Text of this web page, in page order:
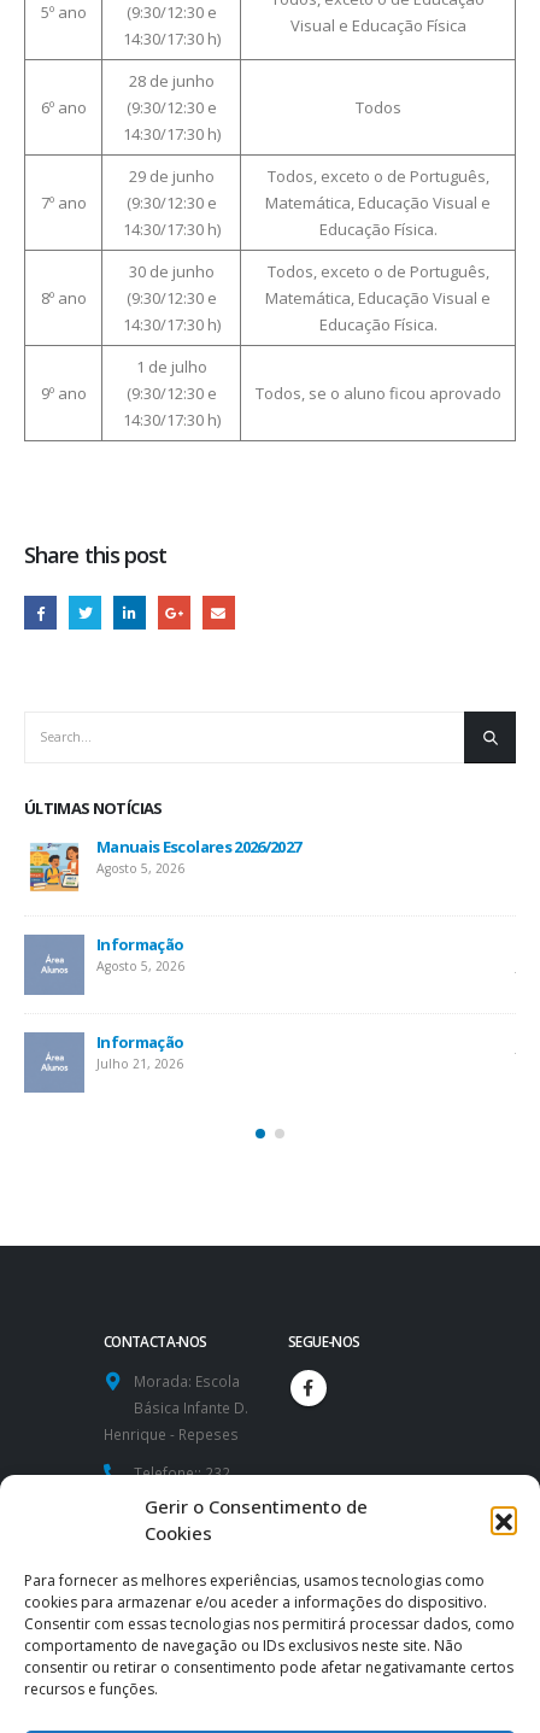
Gerir o Consentimento de
Cookies
Para fornecer as melhores experiências, usamos tecnologias como
cookies para armazenar e/ou aceder a informações do dispositivo.
Consentir com essas tecnologias nos permitirá processar dados, como
comportamento de navegação ou IDs exclusivos neste site. Não
consentir ou retirar o consentimento pode afetar negativamante certos
recursos e funções.
5º ano
(9:30/12:30 e
14:30/17:30 h)
Visual e Educação Física
6º ano
28 de junho
(9:30/12:30 e
14:30/17:30 h)
Todos
7º ano
29 de junho
(9:30/12:30 e
14:30/17:30 h)
Todos, exceto o de Português,
Matemática, Educação Visual e
Educação Física.
8º ano
30 de junho
(9:30/12:30 e
14:30/17:30 h)
Todos, exceto o de Português,
Matemática, Educação Visual e
Educação Física.
9º ano
1 de julho
(9:30/12:30 e
14:30/17:30 h)
Todos, se o aluno ficou aprovado
Share this post
ÚLTIMAS NOTÍCIAS
Manuais Escolares 2026/2027
Agosto 5, 2026
Informação
Agosto 5, 2026
Informação
Julho 21, 2026
CONTACTA-NOS
Morada: Escola
Básica Infante D.
Henrique - Repeses
Telefone::232
424 591 / 232
426 260
https://www.aeidh.pt
Email:
direcao@aeidh.pt|
secretaria@aeidh.pt
SEGUE-NOS